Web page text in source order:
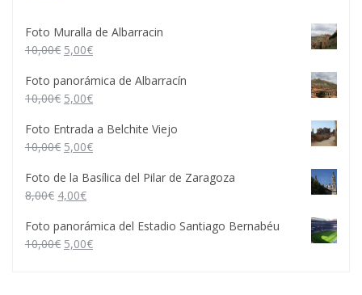
Foto Muralla de Albarracin
10,00€ 5,00€
Foto panorámica de Albarracín
10,00€ 5,00€
Foto Entrada a Belchite Viejo
10,00€ 5,00€
Foto de la Basílica del Pilar de Zaragoza
8,00€ 4,00€
Foto panorámica del Estadio Santiago Bernabéu
10,00€ 5,00€